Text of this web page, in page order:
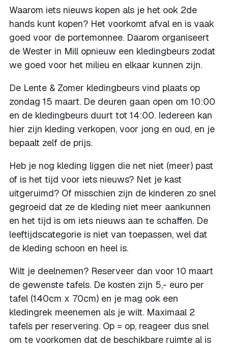
Waarom iets nieuws kopen als je het ook 2de
hands kunt kopen? Het voorkomt afval en is vaak
goed voor de portemonnee. Daarom organiseert
de Wester in Mill opnieuw een kledingbeurs zodat
we goed voor het milieu en elkaar kunnen zijn.
De Lente & Zomer kledingbeurs vind plaats op
zondag 15 maart. De deuren gaan open om 10:00
en de kledingbeurs duurt tot 14:00. Iedereen kan
hier zijn kleding verkopen, voor jong en oud, en je
bepaalt zelf de prijs.
Heb je nog kleding liggen die net niet (meer) past
of is het tijd voor iets nieuws? Net je kast
uitgeruimd? Of misschien zijn de kinderen zo snel
gegroeid dat ze de kleding niet meer aankunnen
en het tijd is om iets nieuws aan te schaffen. De
leeftijdscategorie is niet van toepassen, wel dat
de kleding schoon en heel is.
Wilt je deelnemen? Reserveer dan voor 10 maart
de gewenste tafels. De kosten zijn 5,- euro per
tafel (140cm x 70cm) en je mag ook een
kledingrek meenemen als je wilt. Maximaal 2
tafels per reservering. Op = op, reageer dus snel
om te voorkomen dat de beschikbare ruimte al is